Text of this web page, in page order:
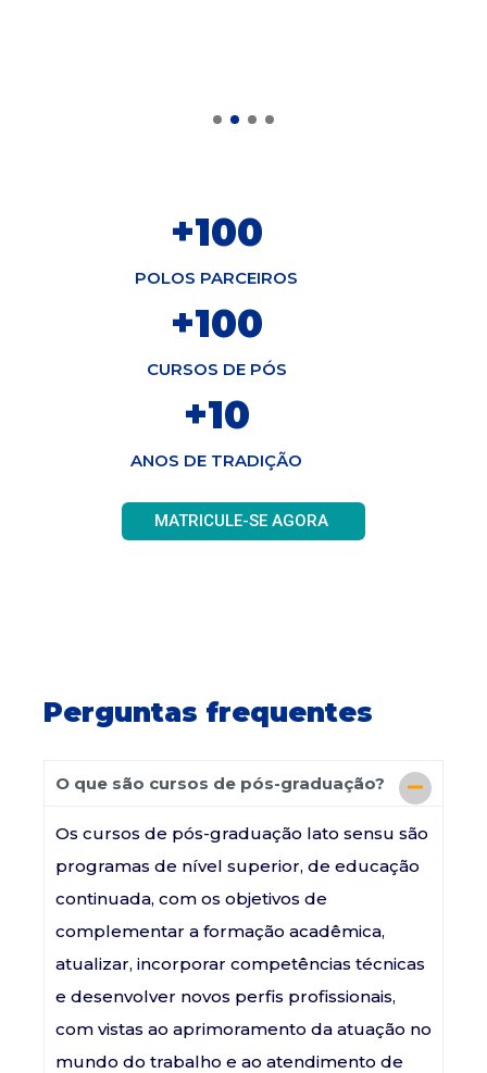
+100
POLOS PARCEIROS
+100
CURSOS DE PÓS
+10
ANOS DE TRADIÇÃO
MATRICULE-SE AGORA
Perguntas frequentes
O que são cursos de pós-graduação?
Os cursos de pós-graduação lato sensu são
programas de nível superior, de educação
continuada, com os objetivos de
complementar a formação acadêmica,
atualizar, incorporar competências técnicas
e desenvolver novos perfis profissionais,
com vistas ao aprimoramento da atuação no
mundo do trabalho e ao atendimento de